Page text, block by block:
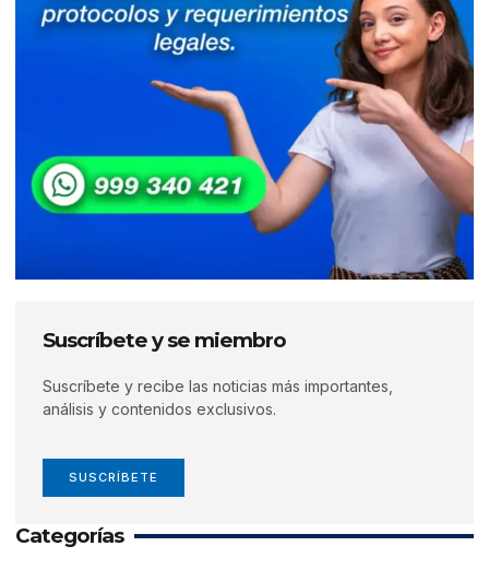
Suscríbete y se miembro
Suscríbete y recibe las noticias más importantes,
análisis y contenidos exclusivos.
SUSCRÍBETE
Categorías